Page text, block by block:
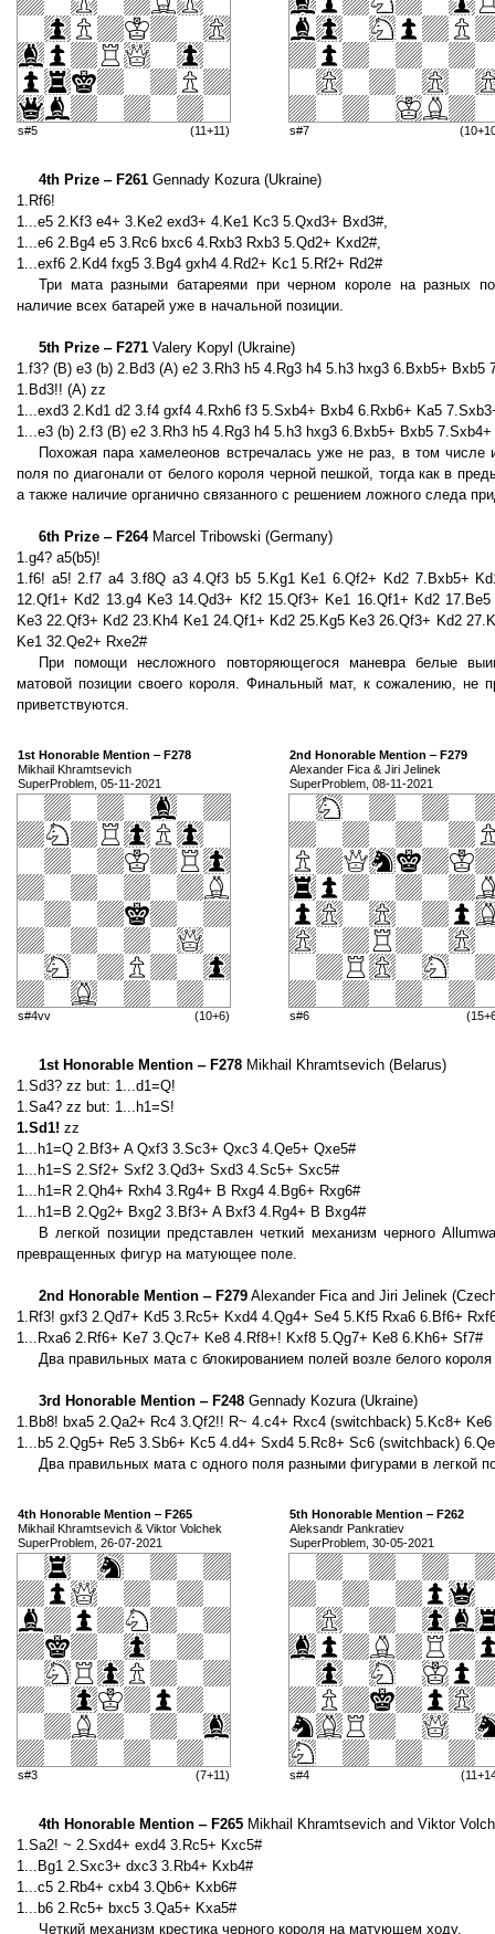
s#5 (11+11) s#7
4th Prize ‒ F261 Gennady Kozura (Ukraine)
1.Rf6!
1...e5 2.Kf3 e4+ 3.Ke2 exd3+ 4.Ke1 Kc3 5.Qxd3+ Bxd3#,
1...e6 2.Bg4 e5 3.Rc6 bxc6 4.Rxb3 Rxb3 5.Qd2+ Kxd2#,
1...exf6 2.Kd4 fxg5 3.Bg4 gxh4 4.Rd2+ Kc1 5.Rf2+ Rd2#
Три мата разными батареями при черном короле на разных
наличие всех батарей уже в начальной позиции.
5th Prize ‒ F271 Valery Kopyl (Ukraine)
1.f3? (B) e3 (b) 2.Bd3 (A) e2 3.Rh3 h5 4.Rg3 h4 5.h3 hxg3 6.Bxb5+
1.Bd3!! (A) zz
1...exd3 2.Kd1 d2 3.f4 gxf4 4.Rxh6 f3 5.Sxb4+ Bxb4 6.Rxb6+ Ka5
1...e3 (b) 2.f3 (B) e2 3.Rh3 h5 4.Rg3 h4 5.h3 hxg3 6.Bxb5+ Bxb5
Похожая пара хамелеонов встречалась уже не раз, в том
поля по диагонали от белого короля черной пешкой, тогда как в
а также наличие органично связанного с решением ложного следа
6th Prize ‒ F264Marcel Tribowski (Germany)
1.g4? a5(b5)!
1.f6! a5! 2.f7 a4 3.f8Q a3 4.Qf3 b5 5.Kg1 Ke1 6.Qf2+ Kd2 7.Bxb5+
12.Qf1+ Kd2 13.g4 Ke3 14.Qd3+ Kf2 15.Qf3+ Ke1 16.Qf1+ Kd2
Ke3 22.Qf3+ Kd2 23.Kh4 Ke1 24.Qf1+ Kd2 25.Kg5 Ke3 26.Qf3+ Kd2
Ke1 32.Qe2+ Rxe2#
При помощи несложного повторяющегося маневра белые
матовой позиции своего короля. Финальный мат, к сожалению, не
приветствуются.
1st Honorable Mention ‒ F278
Mikhail Khramtsevich
SuperProblem, 05-11-2021
s#4vv (10+6)
2nd Honorable Mention ‒ F279
Alexander Fica & Jiri Jelinek
SuperProblem, 08-11-2021
s#6
1st Honorable Mention ‒ F278 Mikhail Khramtsevich (Belarus)
1.Sd3? zz but: 1...d1=Q!
1.Sa4? zz but: 1...h1=S!
1.Sd1! zz
1...h1=Q 2.Bf3+ A Qxf3 3.Sc3+ Qxc3 4.Qe5+ Qxe5#
1...h1=S 2.Sf2+ Sxf2 3.Qd3+ Sxd3 4.Sc5+ Sxc5#
1...h1=R 2.Qh4+ Rxh4 3.Rg4+ B Rxg4 4.Bg6+ Rxg6#
1...h1=B 2.Qg2+ Bxg2 3.Bf3+ A Bxf3 4.Rg4+ B Bxg4#
В легкой позиции представлен четкий механизм черного
превращенных фигур на матующее поле.
2nd Honorable Mention ‒ F279 Alexander Fica and Jiri Jelinek
1.Rf3! gxf3 2.Qd7+ Kd5 3.Rc5+ Kxd4 4.Qg4+ Se4 5.Kf5 Rxa6 6.Bf6+
1...Rxa6 2.Rf6+ Ke7 3.Qc7+ Ke8 4.Rf8+! Kxf8 5.Qg7+ Ke8 6.Kh6+ Sf7#
Два правильных мата с блокированием полей возле белого
3rd Honorable Mention ‒ F248 Gennady Kozura (Ukraine)
1.Bb8! bxa5 2.Qa2+ Rc4 3.Qf2!! R~ 4.c4+ Rxc4 (switchback) 5.Kc8+
1...b5 2.Qg5+ Re5 3.Sb6+ Kc5 4.d4+ Sxd4 5.Rc8+ Sc6 (switchback)
Два правильных мата с одного поля разными фигурами в легкой
4th Honorable Mention ‒ F265
Mikhail Khramtsevich & Viktor Volchek
SuperProblem, 26-07-2021
s#3 (7+11)
5th Honorable Mention ‒ F262
Aleksandr Pankratiev
SuperProblem, 30-05-2021
s#4
4th Honorable Mention ‒ F265 Mikhail Khramtsevich and Viktor
1.Sa2! ~ 2.Sxd4+ exd4 3.Rc5+ Kxc5#
1...Bg1 2.Sxc3+ dxc3 3.Rb4+ Kxb4#
1...c5 2.Rb4+ cxb4 3.Qb6+ Kxb6#
1...b6 2.Rc5+ bxc5 3.Qa5+ Kxa5#
Четкий механизм крестика черного короля на матующем ходу.